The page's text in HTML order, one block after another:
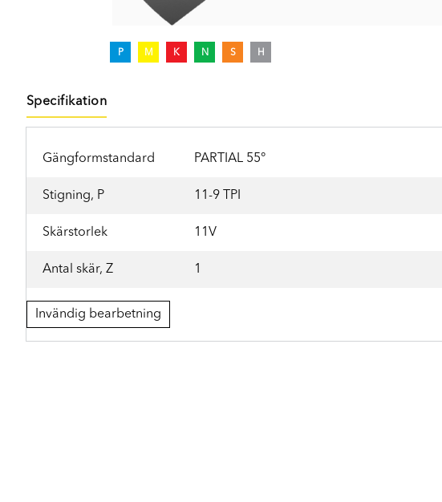
P M K N S H
Specifikation
Gängformstandard PARTIAL 55°
Stigning, P 11-9 TPI
Skärstorlek 11V
Antal skär, Z 1
Invändig bearbetning